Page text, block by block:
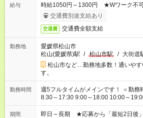
給与
時給1050円～1300円 ★Wワーク不
交通費別途支給あり
交通費 交通費全額支給
勤務地
愛媛県松山市
松山(愛媛県)駅 / 松山市駅 / 大街道
松山市など…勤務地多数！通いやす
す。
勤務時間
週5フルタイムがメインです！ ＜勤務
8:30～17:30 9:00～18:00 10:00～
その他にも勤務時間多数！ 日勤のみ
ご希望を教えてください！
期間
即日～長期 ★応募から「最短2日後